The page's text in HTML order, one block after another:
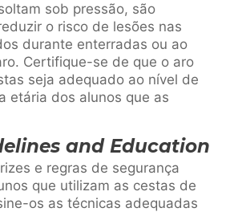
sob pressão, são
o risco de lesões nas
durante enterradas ou ao
Certifique-se de que o aro
seja adequado ao nível de
etária dos alunos que as
and Education
e regras de segurança
que utilizam as cestas de
os as técnicas adequadas